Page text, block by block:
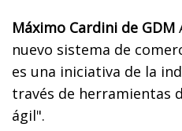
Máximo Cardini de GDM
nuevo sistema de
es una iniciativa de la
través de herramientas
ágil".